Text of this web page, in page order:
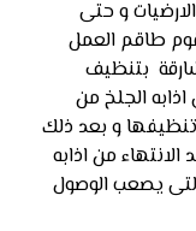
و حتى
طاقم العمل
بتنظيف
الجلخ من
تنظيفها و بعد ذلك
من اذابه
يصعب الوصول